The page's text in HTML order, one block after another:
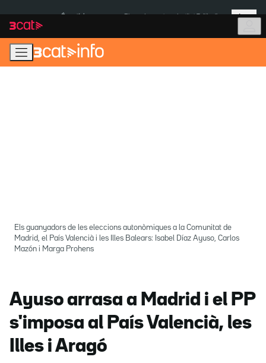
navegació
principal
contingut
Més
Els guanyadors de les eleccions autonòmiques a la Comunitat de
Madrid, el País Valencià i les Illes Balears: Isabel Díaz Ayuso, Carlos
Mazón i Marga Prohens
Ayuso arrasa a Madrid i el PP
s'imposa al País Valencià, les
Illes i Aragó